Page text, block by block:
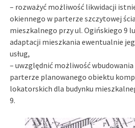
– rozważyć możliwość likwidacji
okiennego w parterze szczytowej
mieszkalnego przy ul. Ogińskiego 9
adaptacji mieszkania ewentualnie
usług,
– uwzględnić możliwość
parterze planowanego obiektu
lokatorskich dla budynku
9.